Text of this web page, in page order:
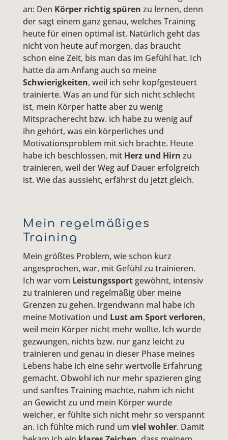
an: Den Körper richtig spüren zu lernen, denn
der sagt einem ganz genau, welches Training
heute für einen optimal ist. Natürlich geht das
nicht von heute auf morgen, das braucht
schon eine Zeit, bis man das im Gefühl hat. Ich
hatte da am Anfang auch so meine
Schwierigkeiten, weil ich sehr kopfgesteuert
trainierte. Was an und für sich nicht schlecht
ist, mein Körper hatte aber zu wenig
Mitspracherecht bzw. ich habe zu wenig auf
ihn gehört, was ein körperliches und
Motivationsproblem mit sich brachte. Heute
habe ich beschlossen, mit Herz und Hirn zu
trainieren, weil der Weg auf Dauer erfolgreich
ist. Wie das aussieht, erfährst du jetzt gleich.
Mein regelmäßiges
Training
Mein größtes Problem, wie schon kurz
angesprochen, war, mit Gefühl zu trainieren.
Ich war vom Leistungssportgewöhnt, intensiv
zu trainieren und regelmäßig über meine
Grenzen zu gehen. Irgendwann mal habe ich
meine Motivation und Lust am Sport verloren,
weil mein Körper nicht mehr wollte. Ich wurde
gezwungen, nichts bzw. nur ganz leicht zu
trainieren und genau in dieser Phase meines
Lebens habe ich eine sehr wertvolle Erfahrung
gemacht. Obwohl ich nur mehr spazieren ging
und sanftes Training machte, nahm ich nicht
an Gewicht zu und mein Körper wurde
weicher, er fühlte sich nicht mehr so verspannt
an. Ich fühlte mich rund um viel wohler. Damit